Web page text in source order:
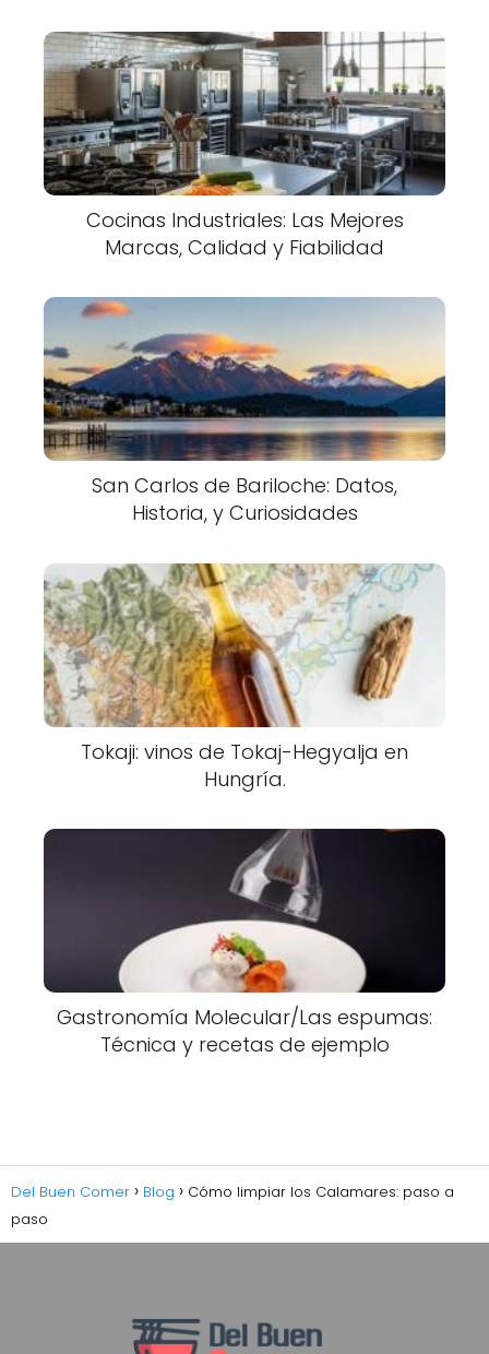
Cocinas Industriales: Las Mejores
Marcas, Calidad y Fiabilidad
San Carlos de Bariloche: Datos,
Historia, y Curiosidades
Tokaji: vinos de Tokaj-Hegyalja en
Hungría.
Gastronomía Molecular/Las espumas:
Técnica y recetas de ejemplo
Del Buen Comer Blog
Cómo limpiar los Calamares: paso a
paso